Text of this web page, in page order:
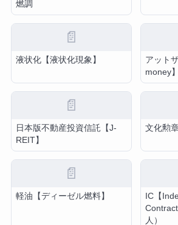
燃調
📄
液状化【液状化現象】
アット
money】
📄
日本版不動産投資信託【J-
REIT】
文化勲
📄
軽油【ディーゼル燃料】
IC【
人）